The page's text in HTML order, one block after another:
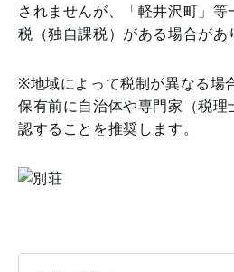
されませんが、「軽井沢町」
税（独自課税）がある場合があ
※地域によって税制が異なる場
保有前に自治体や専門家（税
認することを推奨します。